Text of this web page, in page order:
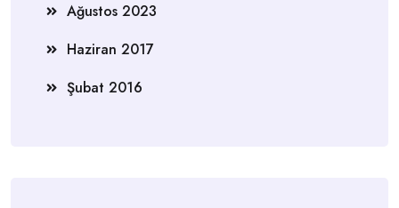
Ağustos 2023
Haziran 2017
Şubat 2016